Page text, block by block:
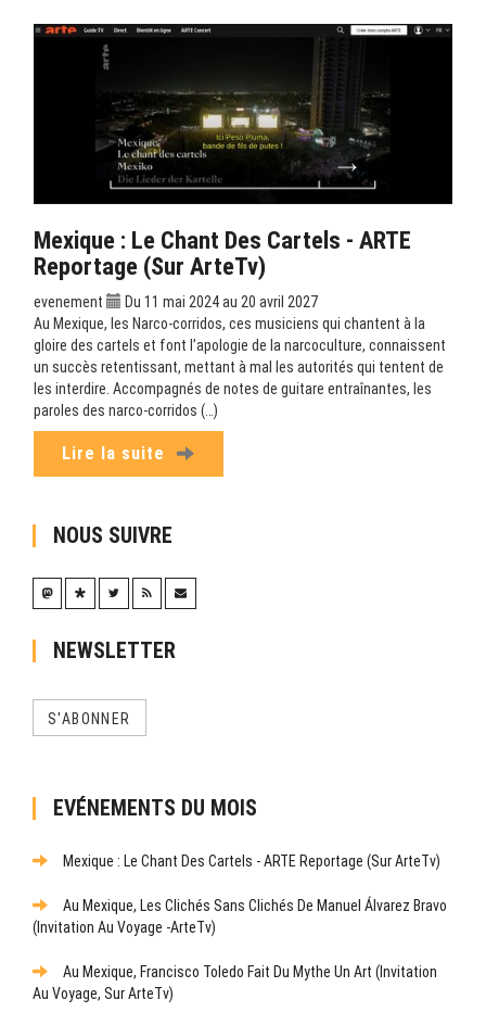
Mexique : Le Chant Des Cartels - ARTE
Reportage (sur ArteTv)
evenement
Du 11 mai 2024 au 20 avril 2027
Au Mexique, les Narco-corridos, ces musiciens qui chantent à la
gloire des cartels et font l’apologie de la narcoculture, connaissent
un succès retentissant, mettant à mal les autorités qui tentent de
les interdire. Accompagnés de notes de guitare entraînantes, les
paroles des narco-corridos (…)
Lire la suite
NOUS SUIVRE
NEWSLETTER
S'ABONNER
EVÉNEMENTS DU MOIS
Mexique : Le Chant Des Cartels - ARTE Reportage (sur ArteTv)
Au Mexique, Les Clichés Sans Clichés De Manuel Álvarez Bravo
(Invitation Au Voyage -ArteTv)
Au Mexique, Francisco Toledo Fait Du Mythe Un Art (Invitation
Au Voyage, Sur ArteTv)